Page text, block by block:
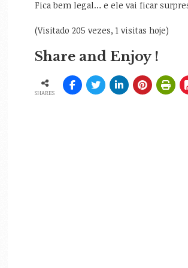
Fica bem legal… e ele vai ficar
(Visitado 205 vezes, 1 visitas hoje)
Share and Enjoy !
SHARES